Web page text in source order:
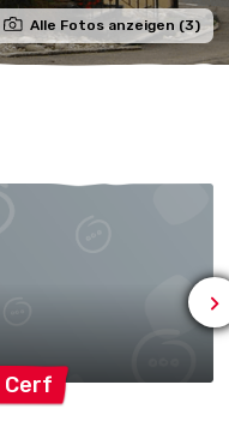
Alle Fotos anzeigen (3)
Cerf